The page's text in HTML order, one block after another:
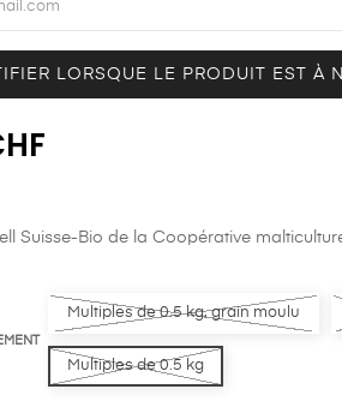
LORSQUE LE PRODUIT EST À
Suisse-Bio de la Coopérative
Multiples de 0.5 kg, grain moulu
Multiples de 0.5 kg